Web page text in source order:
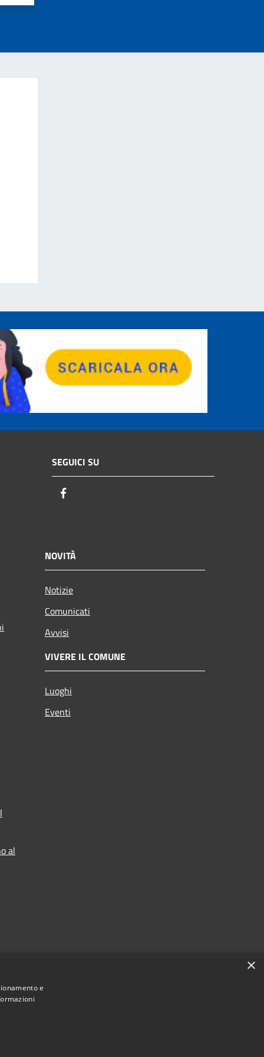
SEGUICI SU
NOVITÀ
Notizie
Comunicati
Avvisi
VIVERE IL COMUNE
Luoghi
Eventi
al
×
e